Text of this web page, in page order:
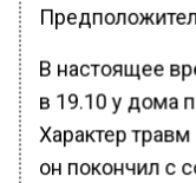
В настоящее
в 19.10 у дома
Характер
он покончил с